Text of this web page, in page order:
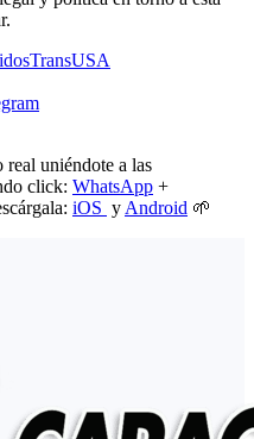
TransUSA
real uniéndote a las
click: WhatsApp +
iOS y Android 🌱